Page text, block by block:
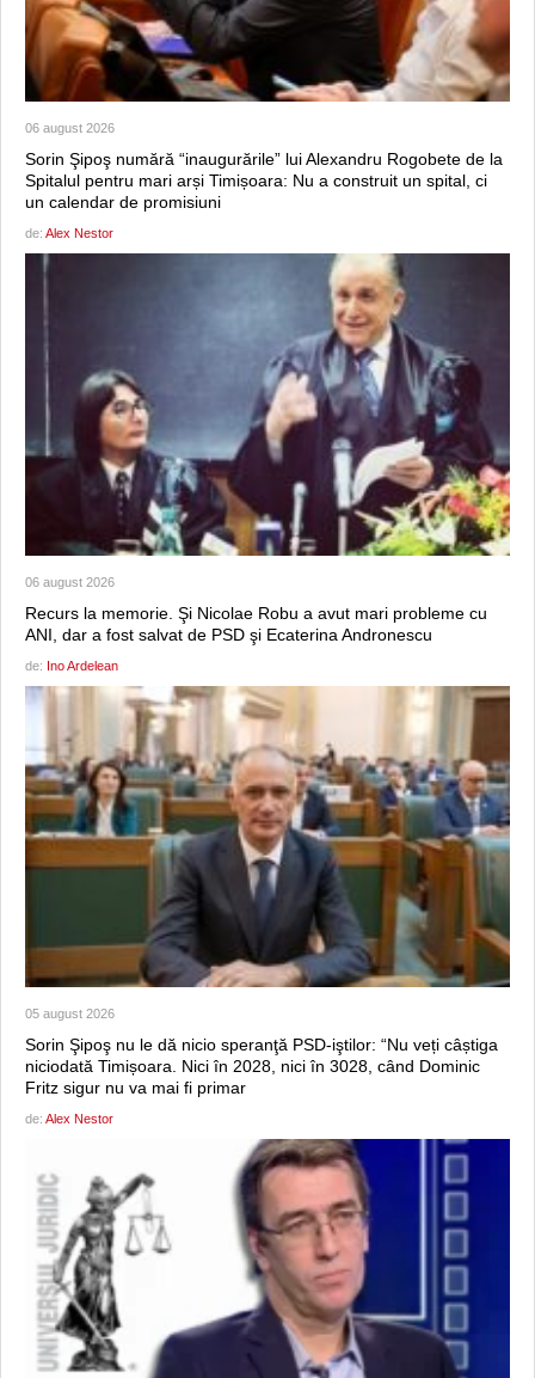
06 august 2026
Sorin Şipoş numără “inaugurările” lui Alexandru Rogobete de la
Spitalul pentru mari arși Timișoara: Nu a construit un spital, ci
un calendar de promisiuni
de: Alex Nestor
06 august 2026
Recurs la memorie. Şi Nicolae Robu a avut mari probleme cu
ANI, dar a fost salvat de PSD şi Ecaterina Andronescu
de: Ino Ardelean
05 august 2026
Sorin Şipoş nu le dă nicio speranţă PSD-iştilor: “Nu veți câștiga
niciodată Timișoara. Nici în 2028, nici în 3028, când Dominic
Fritz sigur nu va mai fi primar
de: Alex Nestor